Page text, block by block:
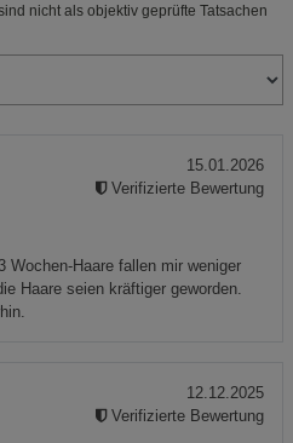
nicht als objektiv geprüfte Tatsachen
Haare fallen mir weniger
Haare seien kräftiger geworden.
15.01.2026
Verifizierte Bewertung
12.12.2025
Verifizierte Bewertung